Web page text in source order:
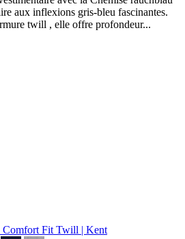
aux inflexions gris-bleu fascinantes.
twill , elle offre profondeur...
Comfort Fit Twill | Kent